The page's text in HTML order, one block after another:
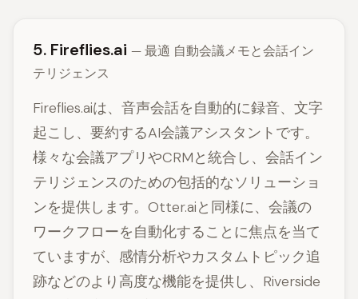
5. Fireflies.ai — 最適 自動会議メモと会話イン
テリジェンス
Fireflies.aiは、音声会話を自動的に録音、文字
起こし、要約するAI会議アシスタントです。
様々な会議アプリやCRMと統合し、会話イン
テリジェンスのための包括的なソリューショ
ンを提供します。Otter.aiと同様に、会議の
ワークフローを自動化することに焦点を当て
ていますが、感情分析やカスタムトピック追
跡などのより高度な機能を提供し、Riverside